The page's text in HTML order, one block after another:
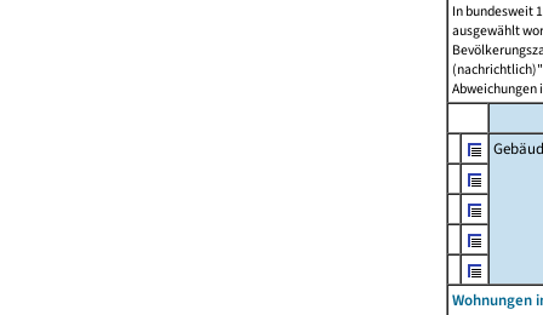
In bundesweit
ausgewählt
Abweichungen
Wohnungen